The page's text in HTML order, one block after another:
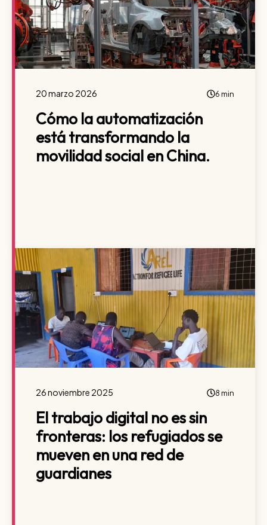
20 marzo 2026 6 min
Cómo la automatización
está transformando la
movilidad social en China.
26 noviembre 2025 8 min
El trabajo digital no es sin
fronteras: los refugiados se
mueven en una red de
guardianes